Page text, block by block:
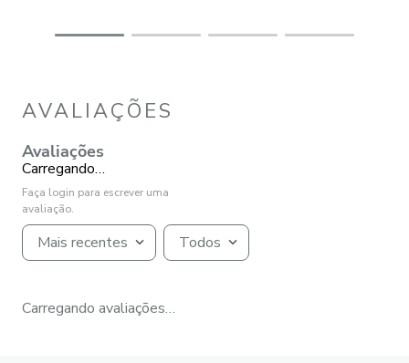
AVALIAÇÕES
Avaliações
Carregando…
Faça login para escrever uma
avaliação.
Mais recentes Todos
Carregando avaliações…